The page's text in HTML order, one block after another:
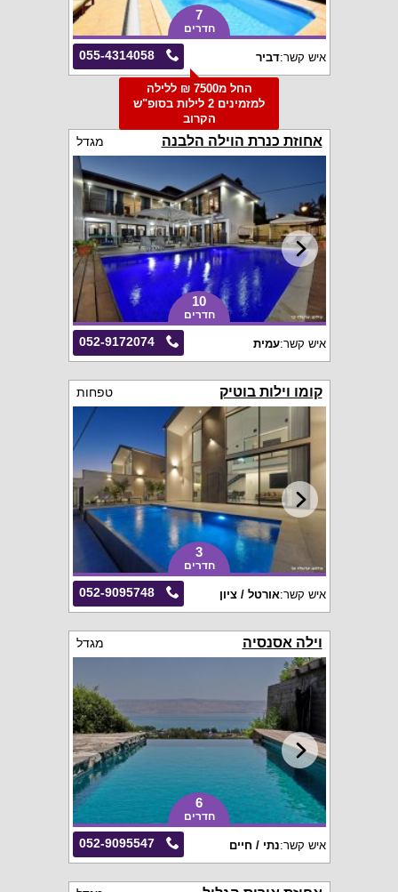
7
חדרים
055-4314058 איש קשר:דביר
החל מ7500 ₪ ללילה
למזמינים 2 לילות בסופ"ש
הקרוב
אחוזת כנרת הוילה הלבנה מגדל
10
חדרים
052-9172074 איש קשר:עמית
קומו וילות בוטיק טפחות
3
חדרים
052-9095748 איש קשר:אורטל / ציון
וילה אסנסיה מגדל
6
חדרים
052-9095547 איש קשר:נתי / חיים